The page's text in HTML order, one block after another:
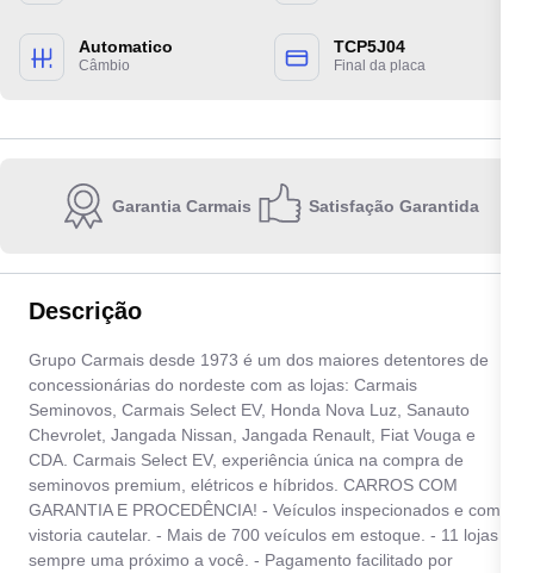
Automatico
Câmbio
TCP5J04
Final da placa
Garantia Carmais Satisfação Garantida
Descrição
Grupo Carmais desde 1973 é um dos maiores detentores de
concessionárias do nordeste com as lojas: Carmais
Seminovos, Carmais Select EV, Honda Nova Luz, Sanauto
Chevrolet, Jangada Nissan, Jangada Renault, Fiat Vouga e
CDA. Carmais Select EV, experiência única na compra de
seminovos premium, elétricos e híbridos. CARROS COM
GARANTIA E PROCEDÊNCIA! - Veículos inspecionados e com
vistoria cautelar. - Mais de 700 veículos em estoque. - 11 lojas
sempre uma próximo a você. - Pagamento facilitado por
Escolha a unidade:
Ao informar meus dados, eu concordo com aPolítica de privacidade
Enviar